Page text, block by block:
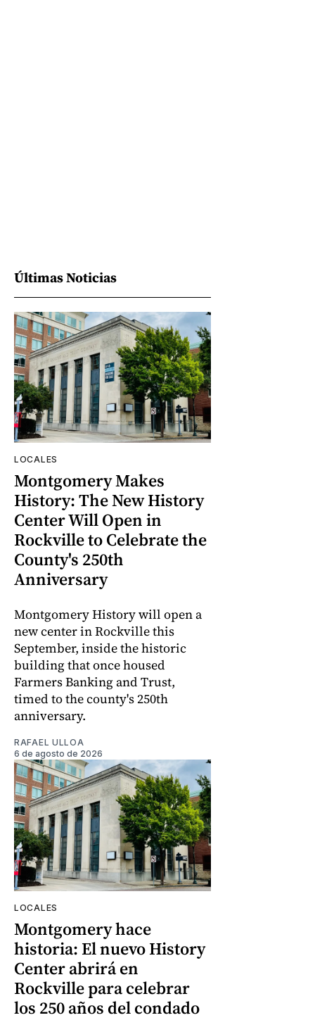
Últimas Noticias
LOCALES
Montgomery Makes
History: The New History
Center Will Open in
Rockville to Celebrate the
County's 250th
Anniversary
Montgomery History will open a
new center in Rockville this
September, inside the historic
building that once housed
Farmers Banking and Trust,
timed to the county's 250th
anniversary.
RAFAEL ULLOA
6 de agosto de 2026
LOCALES
Montgomery hace
historia: El nuevo History
Center abrirá en
Rockville para celebrar
los 250 años del condado